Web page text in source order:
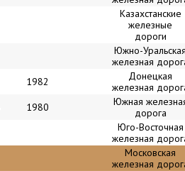
Казахстанские
железные
дороги
Южно-
железная
1982
Донецкая
железная
1980
Южная
дорога
Юго-Восточная
железная
Московская
железная